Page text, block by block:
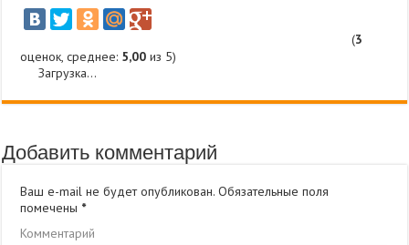
(3
оценок, среднее: 5,00 из 5)
Загрузка...
Добавить комментарий
Ваш e-mail не будет опубликован. Обязательные поля
помечены *
Комментарий